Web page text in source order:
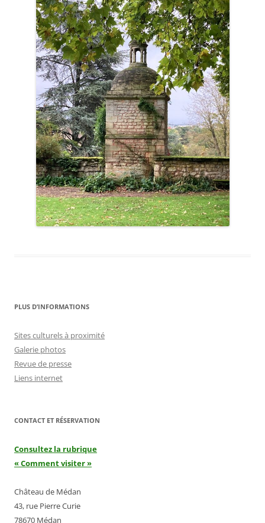
PLUS D’INFORMATIONS
Sites culturels à proximité
Galerie photos
Revue de presse
Liens internet
CONTACT ET RÉSERVATION
Consultez la rubrique
« Comment visiter »
Château de Médan
43, rue Pierre Curie
78670 Médan